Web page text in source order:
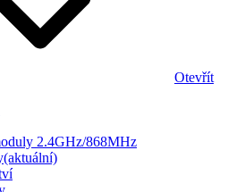
Otevřít
2.4GHz/868MHz
(aktuální)